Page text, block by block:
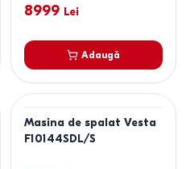
8999 Lei
Adaugă
Masina de spalat Vesta
F10144SDL/S